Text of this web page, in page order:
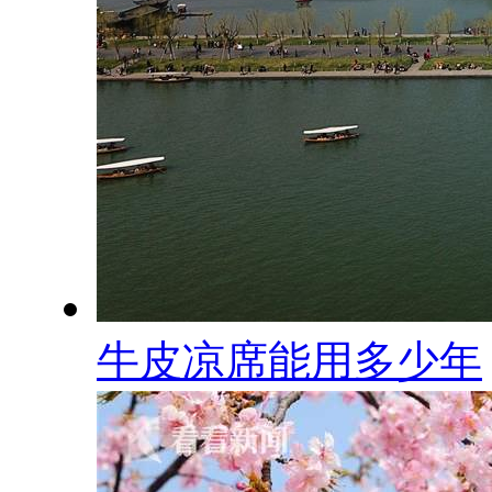
牛皮凉席能用多少年